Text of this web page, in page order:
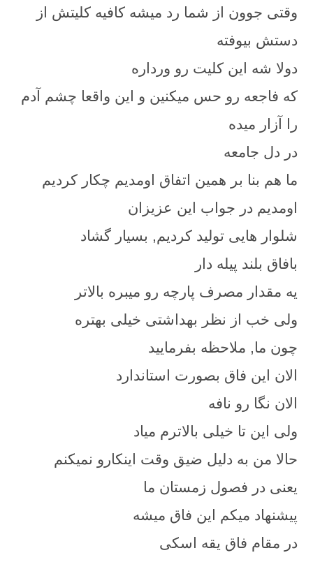
وقتی جوون از شما رد میشه کافیه کلیتش از
دستش بیوفته
دولا شه این کلیت رو ورداره
که فاجعه رو حس میکنین و این واقعا چشم آدم
را آزار میده
در دل جامعه
ما هم بنا بر همین اتفاق اومدیم چکار کردیم
اومدیم در جواب این عزیزان
شلوار هایی تولید کردیم, بسیار گشاد
بافاق بلند پیله دار
یه مقدار مصرف پارچه رو میبره بالاتر
ولی خب از نظر بهداشتی خیلی بهتره
چون ما, ملاحظه بفرمایید
الان این فاق بصورت استاندارد
الان نگا رو نافه
ولی این تا خیلی بالاترم میاد
حالا من به دلیل ضیق وقت اینکارو نمیکنم
یعنی در فصول زمستان ما
پیشنهاد میکم این فاق میشه
در مقام فاق یقه اسکی